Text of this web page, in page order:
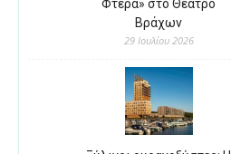
Φτερά» στο Θέατρο
Βράχων
29 Ιουλίου 2026